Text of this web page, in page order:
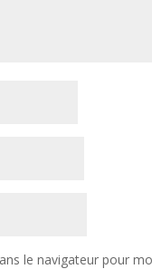
le navigateur pour